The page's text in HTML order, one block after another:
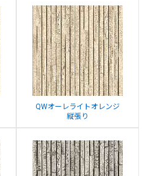
QWオーレライトオレンジ
縦張り